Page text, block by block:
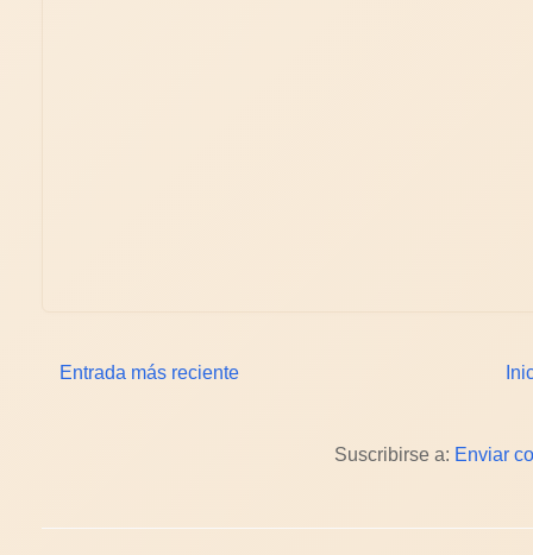
Entrada más reciente
Suscribirse a: Enviar